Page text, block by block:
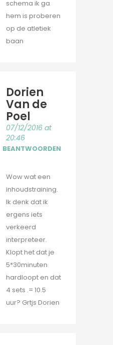
schema ik ga
hem is proberen
op de atletiek
baan
Dorien
Van de
Poel
07/12/2016 at
20:46
BEANTWOORDEN
Wow wat een
inhoudstraining.
Ik denk dat ik
ergens iets
verkeerd
interpreteer.
Klopt het dat je
5*30minuten
hardloopt en dat
4 sets .= 10.5
uur? Grtjs Dorien